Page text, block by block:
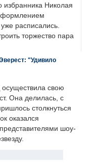
избранника Николая
расписались.
торжество пара
"Удивило
осуществила свою
Она делилась, с
столкнуться
оказался
шоу-